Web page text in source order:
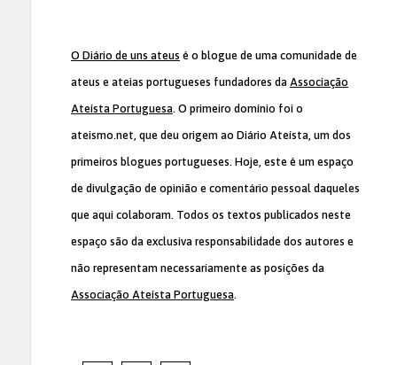
O Diário de uns ateus é o blogue de uma comunidade de
ateus e ateias portugueses fundadores da Associação
Ateísta Portuguesa. O primeiro domínio foi o
ateismo.net, que deu origem ao Diário Ateísta, um dos
primeiros blogues portugueses. Hoje, este é um espaço
de divulgação de opinião e comentário pessoal daqueles
que aqui colaboram. Todos os textos publicados neste
espaço são da exclusiva responsabilidade dos autores e
não representam necessariamente as posições da
Associação Ateísta Portuguesa.